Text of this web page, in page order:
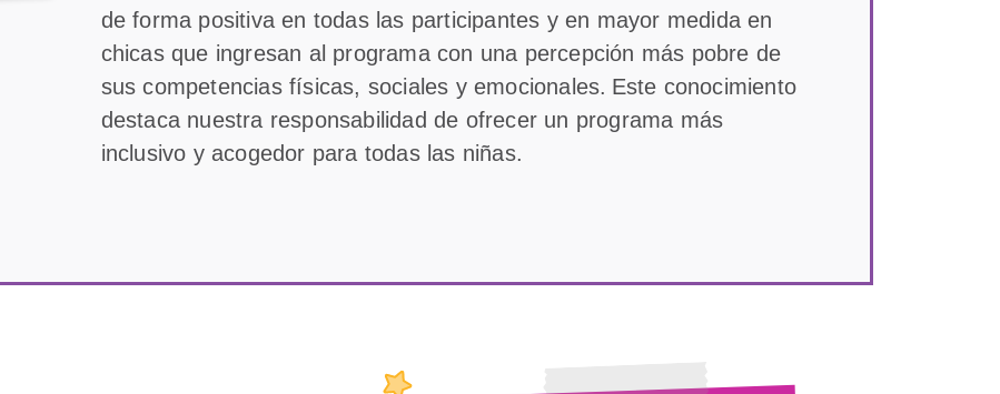
de forma positiva en todas las participantes y en mayor medida en
chicas que ingresan al programa con una percepción más pobre de
sus competencias físicas, sociales y emocionales. Este conocimiento
destaca nuestra responsabilidad de ofrecer un programa más
inclusivo y acogedor para todas las niñas.